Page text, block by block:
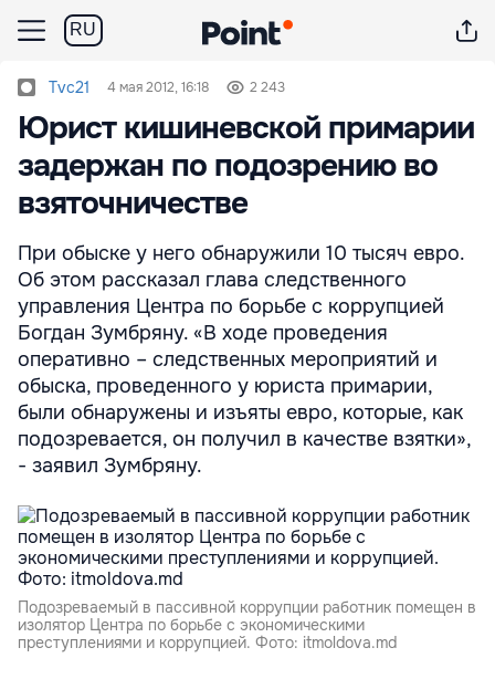
RU
Tvc21 4 мая 2012, 16:18 2 243
Юрист кишиневской примарии
задержан по подозрению во
взяточничестве
При обыске у него обнаружили 10 тысяч евро.
Об этом рассказал глава следственного
управления Центра по борьбе с коррупцией
Богдан Зумбряну. «В ходе проведения
оперативно – следственных мероприятий и
обыска, проведенного у юриста примарии,
были обнаружены и изъяты евро, которые, как
подозревается, он получил в качестве взятки»,
- заявил Зумбряну.
Подозреваемый в пассивной коррупции работник помещен в
изолятор Центра по борьбе с экономическими
преступлениями и коррупцией. Фото: itmoldova.md